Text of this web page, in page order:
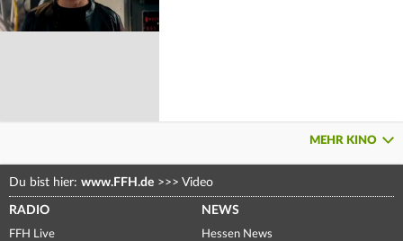
MEHR KINO
Du bist hier: www.FFH.de >>> Video
RADIO
FFH Live
NEWS
Hessen News